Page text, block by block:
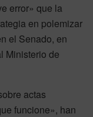
error» que la
en polemizar
el Senado, en
Ministerio de
actas
funcione», han